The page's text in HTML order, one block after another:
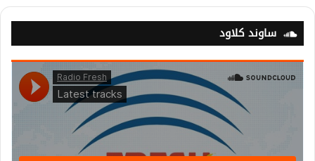
ساوند كلاود